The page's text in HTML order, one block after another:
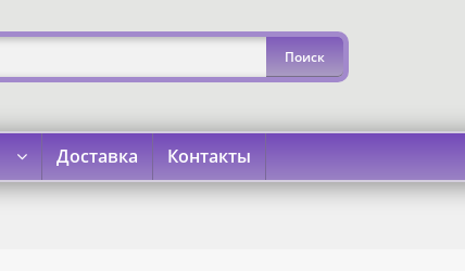
Доставка Контакты